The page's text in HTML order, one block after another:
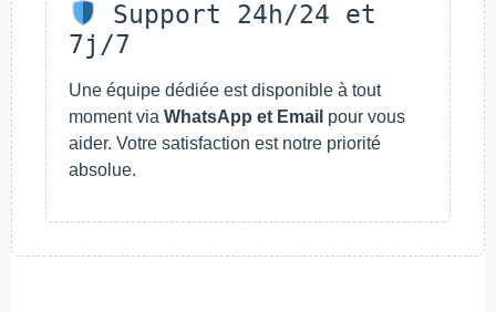
Support 24h/24 et
7j/7
Une équipe dédiée est disponible à tout
moment via WhatsApp et Email pour vous
aider. Votre satisfaction est notre priorité
absolue.